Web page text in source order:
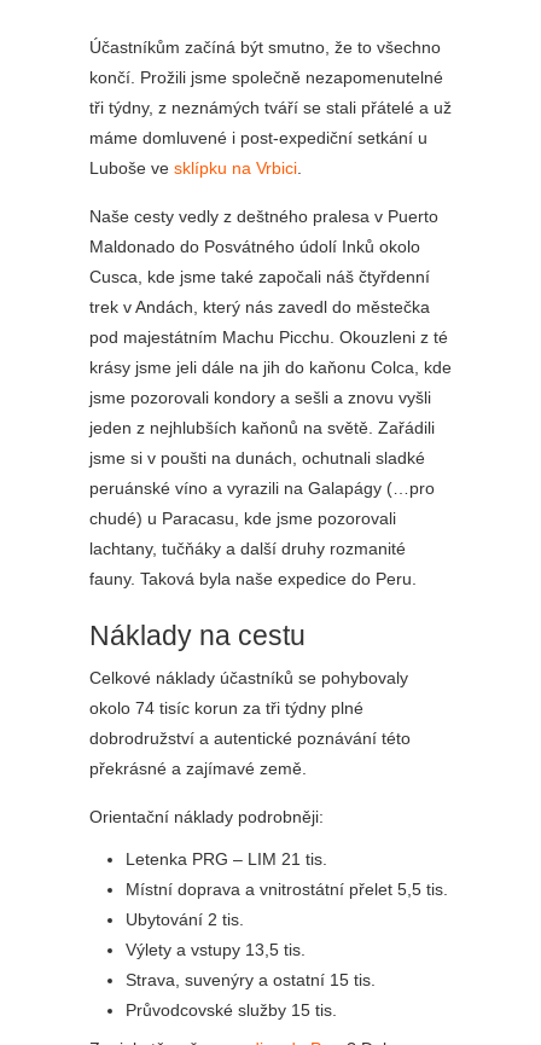
Účastníkům začíná být smutno, že to všechno
končí. Prožili jsme společně nezapomenutelné
tři týdny, z neznámých tváří se stali přátelé a už
máme domluvené i post-expediční setkání u
Luboše ve sklípku na Vrbici
Naše cesty vedly z deštného pralesa v Puerto
Maldonado do Posvátného údolí Inků okolo
Cusca, kde jsme také započali náš čtyřdenní
trek v Andách, který nás zavedl do městečka
pod majestátním Machu Picchu. Okouzleni z té
krásy jsme jeli dále na jih do kaňonu Colca, kde
jsme pozorovali kondory a sešli a znovu vyšli
jeden z nejhlubších kaňonů na světě. Zařádili
jsme si v poušti na dunách, ochutnali sladké
peruánské víno a vyrazili na Galapágy (…pro
chudé) u Paracasu, kde jsme pozorovali
lachtany, tučňáky a další druhy rozmanité
fauny. Taková byla naše expedice do Peru.
Náklady na cestu
Celkové náklady účastníků se pohybovaly
okolo 74 tisíc korun za tři týdny plné
dobrodružství a autentické poznávání této
překrásné a zajímavé země.
Orientační náklady podrobněji:
Letenka PRG – LIM 21 tis.
Místní doprava a vnitrostátní přelet 5,5 tis.
Ubytování 2 tis.
Výlety a vstupy 13,5 tis.
Strava, suvenýry a ostatní 15 tis.
Průvodcovské služby 15 tis.